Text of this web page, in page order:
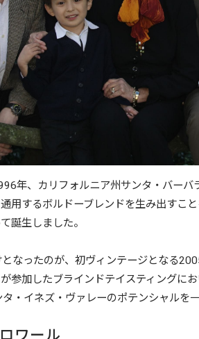
年、カリフォルニア州サンタ・バー
用するボルドーブレンドを生み出すこ
誕生しました。
なったのが、初ヴィンテージとなる
参加したブラインドテイスティングに
・イネズ・ヴァレーのポテンシャルを